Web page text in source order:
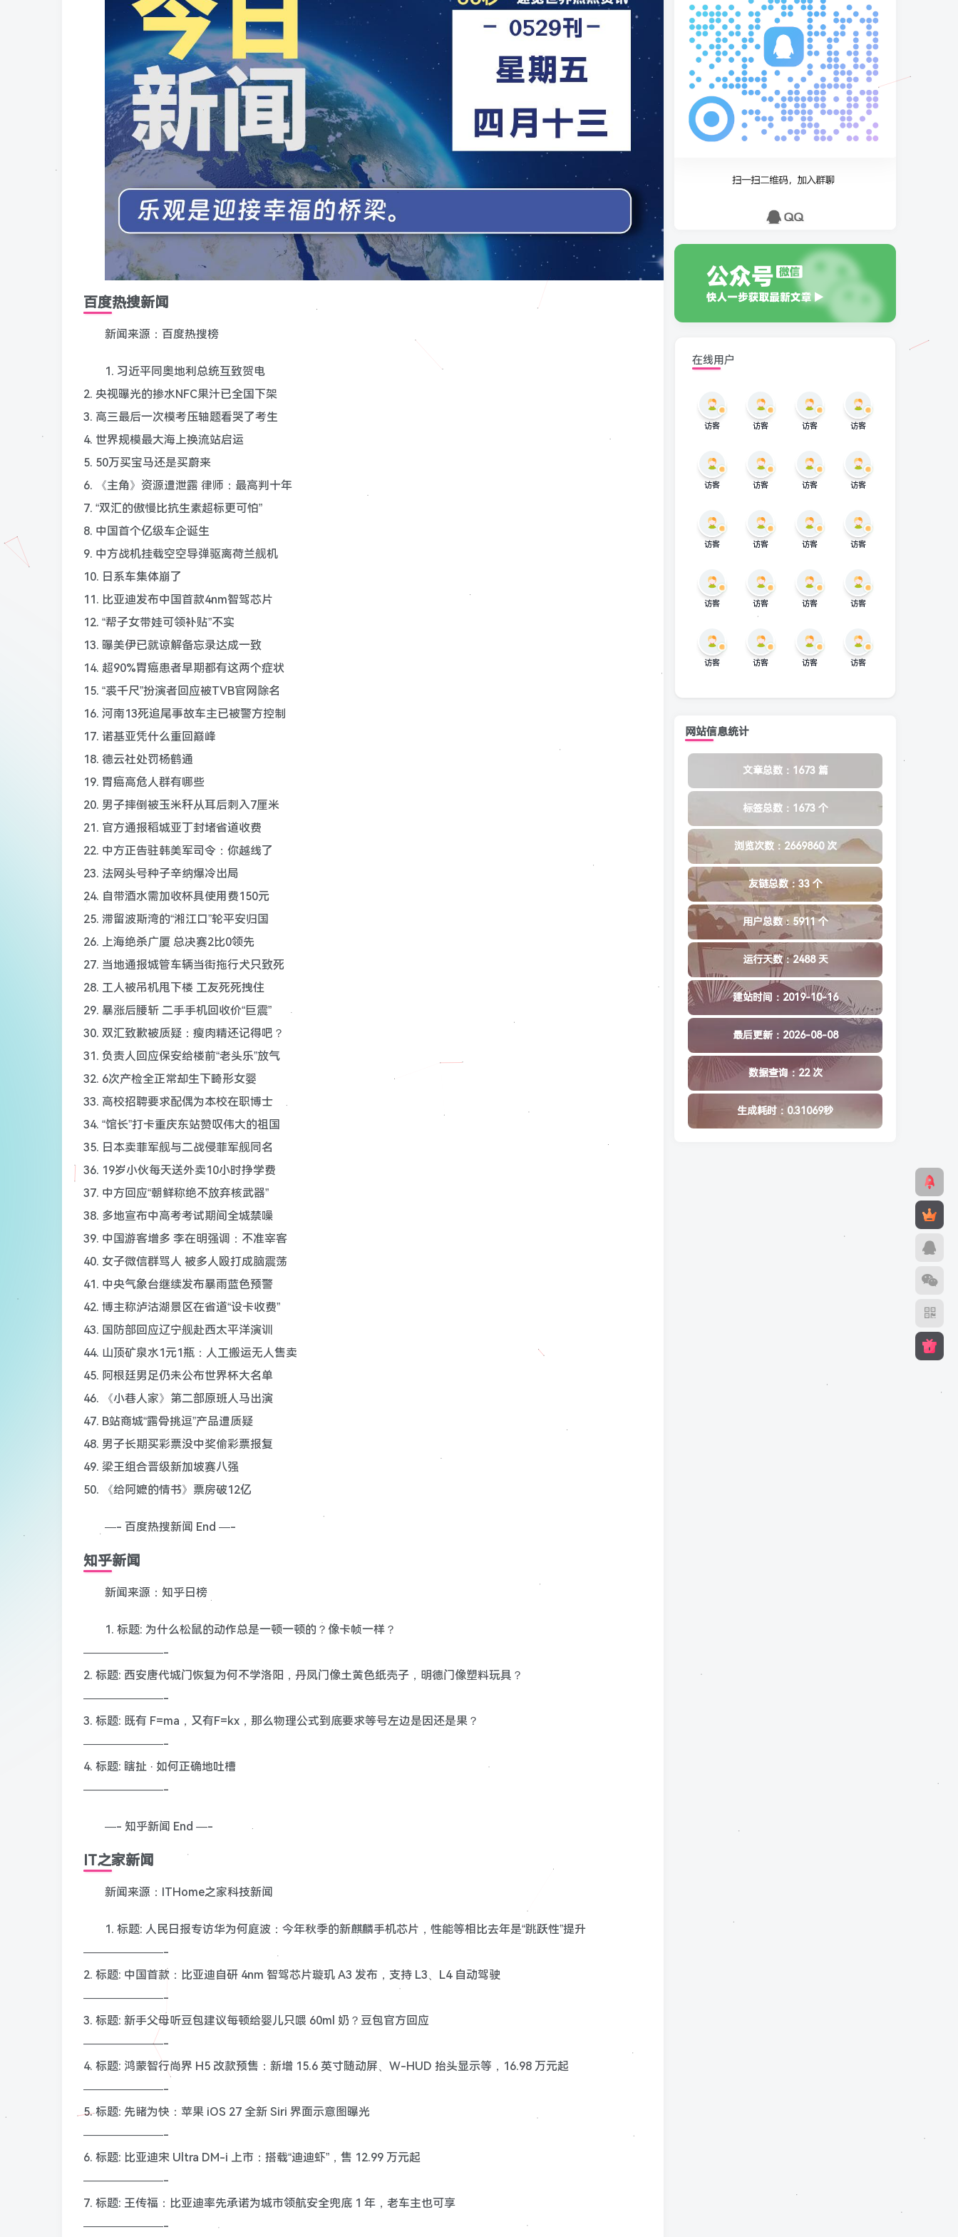
百度热搜新闻
新闻来源：百度热搜榜
1. 习近平同奥地利总统互致贺电
2. 央视曝光的掺水NFC果汁已全国下架
3. 高三最后一次模考压轴题看哭了考生
4. 世界规模最大海上换流站启运
5. 50万买宝马还是买蔚来
6. 《主角》资源遭泄露 律师：最高判十年
7. “双汇的傲慢比抗生素超标更可怕”
8. 中国首个亿级车企诞生
9. 中方战机挂载空空导弹驱离荷兰舰机
10. 日系车集体崩了
11. 比亚迪发布中国首款4nm智驾芯片
12. “帮子女带娃可领补贴”不实
13. 曝美伊已就谅解备忘录达成一致
14. 超90%胃癌患者早期都有这两个症状
15. “裘千尺”扮演者回应被TVB官网除名
16. 河南13死追尾事故车主已被警方控制
17. 诺基亚凭什么重回巅峰
18. 德云社处罚杨鹤通
19. 胃癌高危人群有哪些
20. 男子摔倒被玉米秆从耳后刺入7厘米
21. 官方通报稻城亚丁封堵省道收费
22. 中方正告驻韩美军司令：你越线了
23. 法网头号种子辛纳爆冷出局
24. 自带酒水需加收杯具使用费150元
25. 滞留波斯湾的“湘江口”轮平安归国
26. 上海绝杀广厦 总决赛2比0领先
27. 当地通报城管车辆当街拖行犬只致死
28. 工人被吊机甩下楼 工友死死拽住
29. 暴涨后腰斩 二手手机回收价“巨震”
30. 双汇致歉被质疑：瘦肉精还记得吧？
31. 负责人回应保安给楼前“老头乐”放气
32. 6次产检全正常却生下畸形女婴
33. 高校招聘要求配偶为本校在职博士
34. “馆长”打卡重庆东站赞叹伟大的祖国
35. 日本卖菲军舰与二战侵菲军舰同名
36. 19岁小伙每天送外卖10小时挣学费
37. 中方回应“朝鲜称绝不放弃核武器”
38. 多地宣布中高考考试期间全城禁噪
39. 中国游客增多 李在明强调：不准宰客
40. 女子微信群骂人 被多人殴打成脑震荡
41. 中央气象台继续发布暴雨蓝色预警
42. 博主称泸沽湖景区在省道“设卡收费”
43. 国防部回应辽宁舰赴西太平洋演训
44. 山顶矿泉水1元1瓶：人工搬运无人售卖
45. 阿根廷男足仍未公布世界杯大名单
46. 《小巷人家》第二部原班人马出演
47. B站商城“露骨挑逗”产品遭质疑
48. 男子长期买彩票没中奖偷彩票报复
49. 梁王组合晋级新加坡赛八强
50. 《给阿嬷的情书》票房破12亿
—- 百度热搜新闻 End —-
知乎新闻
新闻来源：知乎日榜
1. 标题: 为什么松鼠的动作总是一顿一顿的？像卡帧一样？
———————-
2. 标题: 西安唐代城门恢复为何不学洛阳，丹凤门像土黄色纸壳子，明德门像塑料玩具？
———————-
3. 标题: 既有 F=ma，又有F=kx，那么物理公式到底要求等号左边是因还是果？
———————-
4. 标题: 瞎扯 · 如何正确地吐槽
———————-
—- 知乎新闻 End —-
IT之家新闻
新闻来源：ITHome之家科技新闻
1. 标题: 人民日报专访华为何庭波：今年秋季的新麒麟手机芯片，性能等相比去年是“跳跃性”提升
———————-
2. 标题: 中国首款：比亚迪自研 4nm 智驾芯片璇玑 A3 发布，支持 L3、L4 自动驾驶
———————-
3. 标题: 新手父母听豆包建议每顿给婴儿只喂 60ml 奶？豆包官方回应
———————-
4. 标题: 鸿蒙智行尚界 H5 改款预售：新增 15.6 英寸随动屏、W-HUD 抬头显示等，16.98 万元起
———————-
5. 标题: 先睹为快：苹果 iOS 27 全新 Siri 界面示意图曝光
———————-
6. 标题: 比亚迪宋 Ultra DM-i 上市：搭载“迪迪虾”，售 12.99 万元起
———————-
7. 标题: 王传福：比亚迪率先承诺为城市领航安全兜底 1 年，老车主也可享
———————-
在线用户
访客 访客 访客 访客
访客 访客 访客 访客
访客 访客 访客 访客
访客 访客 访客 访客
访客 访客 访客 访客
网站信息统计
文章总数：1673 篇
标签总数：1673 个
浏览次数：2669860 次
友链总数：33 个
用户总数：5911 个
运行天数：2488 天
建站时间：2019-10-16
最后更新：2026-08-08
数据查询：22 次
生成耗时：0.31069秒